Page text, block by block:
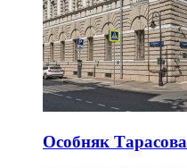
Особняк Тарасова